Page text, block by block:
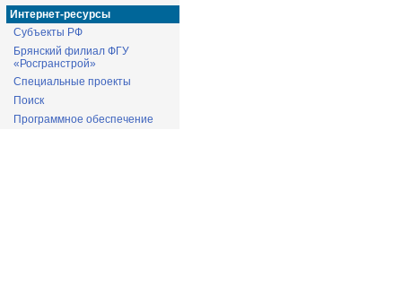
Интернет-ресурсы
Субъекты РФ
Брянский филиал ФГУ
«Росгранстрой»
Специальные проекты
Поиск
Программное обеспечение